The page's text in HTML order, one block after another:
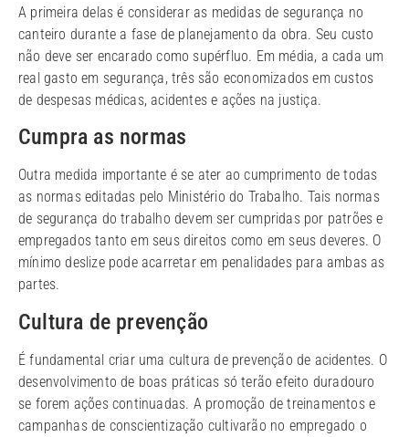
A primeira delas é considerar as medidas de segurança no
canteiro durante a fase de planejamento da obra. Seu custo
não deve ser encarado como supérfluo. Em média, a cada um
real gasto em segurança, três são economizados em custos
de despesas médicas, acidentes e ações na justiça.
Cumpra as normas
Outra medida importante é se ater ao cumprimento de todas
as normas editadas pelo Ministério do Trabalho. Tais normas
de segurança do trabalho devem ser cumpridas por patrões e
empregados tanto em seus direitos como em seus deveres. O
mínimo deslize pode acarretar em penalidades para ambas as
partes.
Cultura de prevenção
É fundamental criar uma cultura de prevenção de acidentes. O
desenvolvimento de boas práticas só terão efeito duradouro
se forem ações continuadas. A promoção de treinamentos e
campanhas de conscientização cultivarão no empregado o